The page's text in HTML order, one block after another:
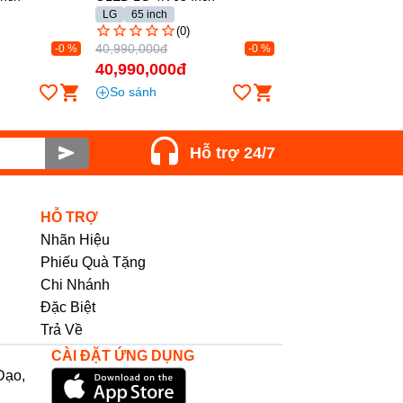
-0 %
LG 65 inch
(0)
40,990,000đ -0 %
40,990,000đ
So sánh
Hỗ trợ 24/7
HỖ TRỢ
Nhãn Hiệu
Phiếu Quà Tặng
Chi Nhánh
Đặc Biệt
Trả Về
CÀI ĐẶT ỨNG DỤNG